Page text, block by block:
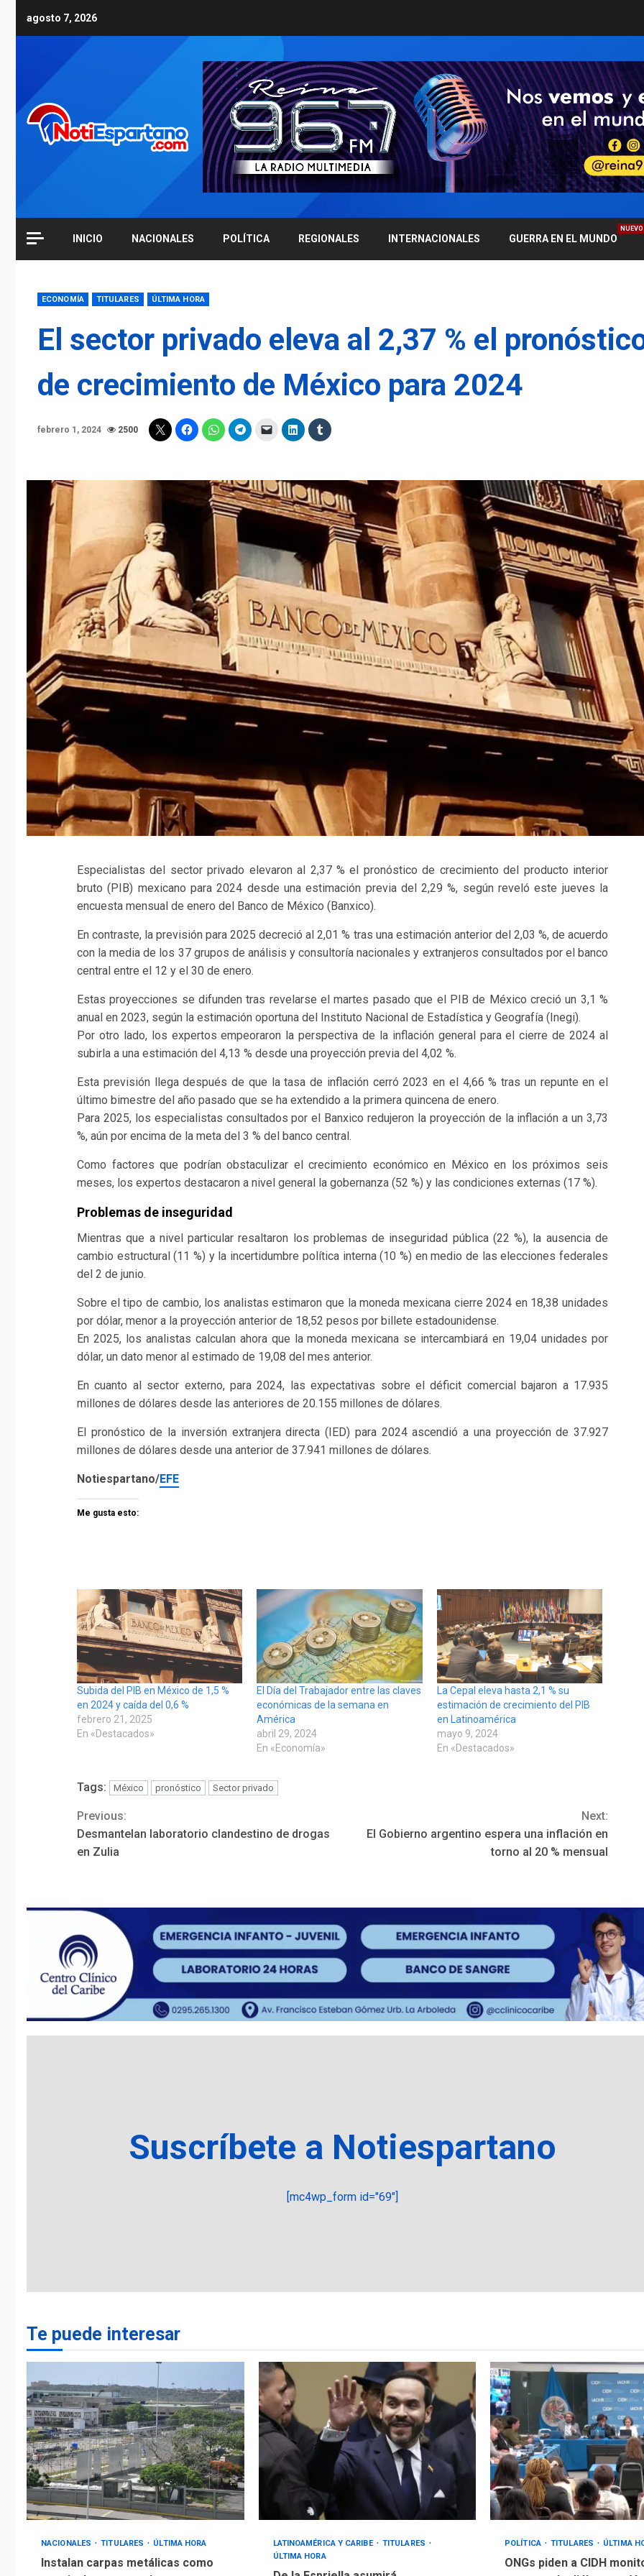
agosto 7, 2026
INICIO NACIONALES POLÍTICA REGIONALES INTERNACIONALES GUERRA EN EL MUNDO
NUEVO
ECONOMÍA TITULARES ÚLTIMA HORA
El sector privado eleva al 2,37 % el
de crecimiento de México para 2024
febrero 1, 2024 2500
Especialistas del sector privado elevaron al 2,37 % el pronóstico de crecimiento del producto interior
bruto (PIB) mexicano para 2024 desde una estimación previa del 2,29 %, según reveló este jueves la
encuesta mensual de enero del Banco de México (Banxico).
En contraste, la previsión para 2025 decreció al 2,01 % tras una estimación anterior del 2,03 %, de acuerdo
con la media de los 37 grupos de análisis y consultoría nacionales y extranjeros consultados por el banco
central entre el 12 y el 30 de enero.
Estas proyecciones se difunden tras revelarse el martes pasado que el PIB de México creció un 3,1 %
anual en 2023, según la estimación oportuna del Instituto Nacional de Estadística y Geografía (Inegi).
Por otro lado, los expertos empeoraron la perspectiva de la inflación general para el cierre de 2024 al
subirla a una estimación del 4,13 % desde una proyección previa del 4,02 %.
Esta previsión llega después de que la tasa de inflación cerró 2023 en el 4,66 % tras un repunte en el
último bimestre del año pasado que se ha extendido a la primera quincena de enero.
Para 2025, los especialistas consultados por el Banxico redujeron la proyección de la inflación a un 3,73
%, aún por encima de la meta del 3 % del banco central.
Como factores que podrían obstaculizar el crecimiento económico en México en los próximos seis
meses, los expertos destacaron a nivel general la gobernanza (52 %) y las condiciones externas (17 %).
Problemas de inseguridad
Mientras que a nivel particular resaltaron los problemas de inseguridad pública (22 %), la ausencia de
cambio estructural (11 %) y la incertidumbre política interna (10 %) en medio de las elecciones federales
del 2 de junio.
Sobre el tipo de cambio, los analistas estimaron que la moneda mexicana cierre 2024 en 18,38 unidades
por dólar, menor a la proyección anterior de 18,52 pesos por billete estadounidense.
En 2025, los analistas calculan ahora que la moneda mexicana se intercambiará en 19,04 unidades por
dólar, un dato menor al estimado de 19,08 del mes anterior.
En cuanto al sector externo, para 2024, las expectativas sobre el déficit comercial bajaron a 17.935
millones de dólares desde las anteriores de 20.155 millones de dólares.
El pronóstico de la inversión extranjera directa (IED) para 2024 ascendió a una proyección de 37.927
millones de dólares desde una anterior de 37.941 millones de dólares.
Notiespartano/EFE
Me gusta esto:
Subida del PIB en México de 1,5 %
en 2024 y caída del 0,6 %
febrero 21, 2025
En «Destacados»
El Día del Trabajador entre las claves
económicas de la semana en
América
abril 29, 2024
En «Economía»
La Cepal eleva hasta 2,1 % su
estimación de crecimiento del PIB
en Latinoamérica
mayo 9, 2024
En «Destacados»
Tags: México pronóstico Sector privado
Continue
Reading
Previous:
Desmantelan laboratorio clandestino de drogas
en Zulia
Next:
El Gobierno argentino espera una inflación en
torno al 20 % mensual
Suscríbete a Notiespartano
[mc4wp_form id="69"]
Te puede interesar
NACIONALES TITULARES ÚLTIMA HORA
Instalan carpas metálicas como
LATINOAMÉRICA Y CARIBE
TITULARES
ÚLTIMA HORA
POLÍTICA TITULARES ÚLTIMA
ONGs piden a CIDH